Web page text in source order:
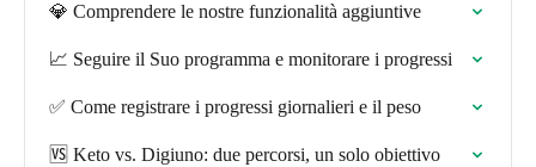
💎 Comprendere le nostre funzionalità aggiuntive
📈 Seguire il Suo programma e monitorare i progressi
✅ Come registrare i progressi giornalieri e il peso
🆚 Keto vs. Digiuno: due percorsi, un solo obiettivo